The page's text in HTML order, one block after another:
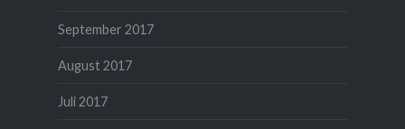
September 2017
August 2017
Juli 2017